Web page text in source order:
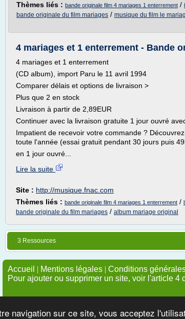
navigation sur ce site, vous acceptez
Thèmes liés : bande originale film 4 mariages 1 enterrement /
bande originale du film mariages / musique du film le
4 mariages et 1 enterrement - Bande
4 mariages et 1 enterrement
(CD album), import Paru le 11 avril 1994
Comparer délais et options de livraison >
Plus que 2 en stock
Livraison à partir de 2,89EUR
Continuer avec la livraison gratuite 1 jour ouvré
Impatient de recevoir votre commande ?
toute l'année (essai gratuit pendant 30 jours puis
en 1 jour ouvré...
Lire la suite
Site : http://musique.fnac.com
Thèmes liés : bande originale film 4 mariages 1 enterrement /
bande originale du film mariages / album mariage original
3 Ressources
Accueil | Mentions légales | Conditions
Pour ajouter ou supprimer un site, voir l'article 4